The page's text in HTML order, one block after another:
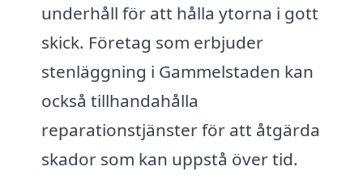
underhåll för att hålla ytorna i gott
skick. Företag som erbjuder
stenläggning i Gammelstaden kan
också tillhandahålla
reparationstjänster för att åtgärda
skador som kan uppstå över tid.